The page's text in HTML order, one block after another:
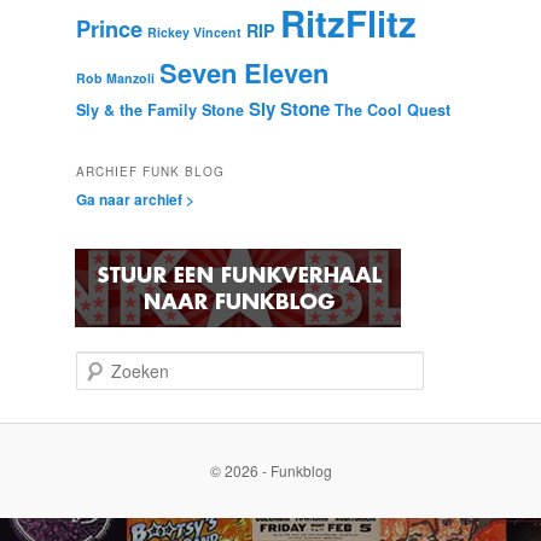
Prince Rickey Vincent RIP RitzFlitz
Rob Manzoli Seven Eleven
Sly & the Family Stone Sly Stone The Cool Quest
ARCHIEF FUNK BLOG
Ga naar archief >
o
© 2026 - Funkblog